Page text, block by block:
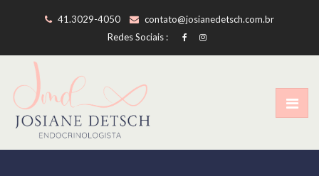
41.3029-4050
contato@josianedetsch.com.br
Redes Sociais :